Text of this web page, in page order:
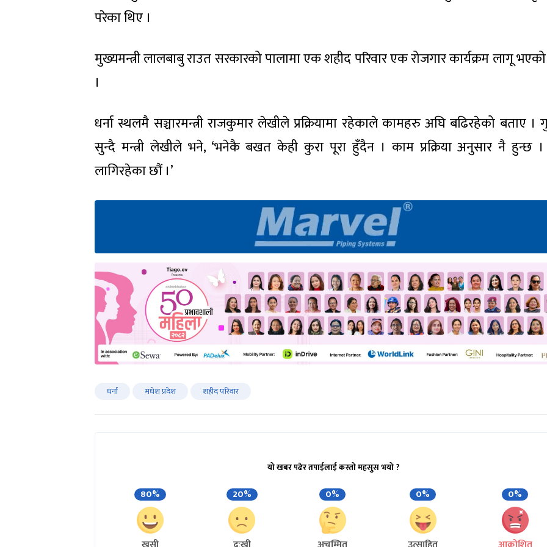
परेका थिए ।
मुख्यमन्त्री लालबाबु राउत सरकारको पालामा एक शहीद परिवार एक रोजगार कार्यक्रम लागू
।
धर्ना स्थलमै सञ्चारमन्त्री राजकुमार लेखीले प्रक्रियामा रहेकाले कामहरु अघि बढिरहेको बताए ।
सुन्दै मन्त्री लेखीले भने, ‘भनेकै बखत केही कुरा पूरा हुँदैन । काम प्रक्रिया अनुसार नै हुन्छ ।
लागिरहेका छौं ।’
धर्ना मधेश प्रदेश शहीद परिवार
यो खबर पढेर तपाईलाई कस्तो महसुस भयो ?
80% 20% 0% 0% 0%